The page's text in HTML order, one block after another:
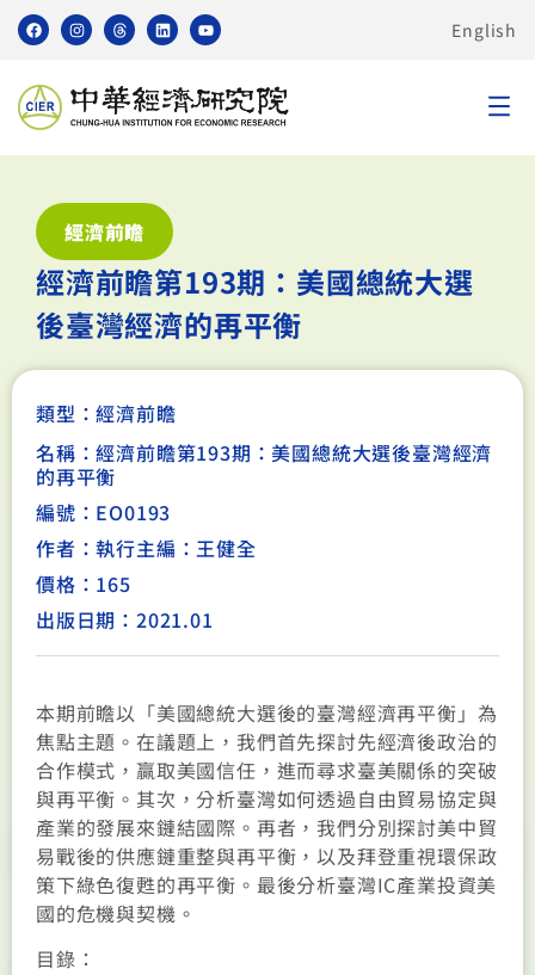
English
經濟前瞻
經濟前瞻第193期：美國總統大選
後臺灣經濟的再平衡
類型：經濟前瞻
名稱：經濟前瞻第193期：美國總統大選後臺灣經濟
的再平衡
編號：EO0193
作者：執行主編：王健全
價格：165
出版日期：2021.01
本期前瞻以「美國總統大選後的臺灣經濟再平衡」為
焦點主題。在議題上，我們首先探討先經濟後政治的
合作模式，贏取美國信任，進而尋求臺美關係的突破
與再平衡。其次，分析臺灣如何透過自由貿易協定與
產業的發展來鏈結國際。再者，我們分別探討美中貿
易戰後的供應鏈重整與再平衡，以及拜登重視環保政
策下綠色復甦的再平衡。最後分析臺灣IC產業投資美
國的危機與契機。
目錄：